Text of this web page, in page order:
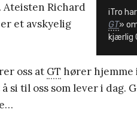
iTro
GT»
kjærlig
Ateisten Richard
et avskyelig
oss at GT hører
si til oss som lever i dag.